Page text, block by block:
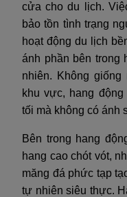
cửa cho du lịch.
bảo tồn tình trạng
hoạt động du lịch
ánh phần bên trong
nhiên. Không
khu vực, hang
tối mà không có ánh
Bên trong hang
hang cao chót vót,
măng đá phức tạp
tự nhiên siêu thực.